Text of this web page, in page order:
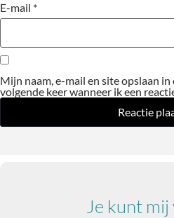
E-mail *
Mijn naam, e-mail en site opslaan
volgende keer wanneer ik een
Je kunt